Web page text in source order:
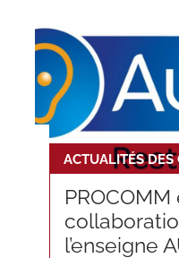
ACTUALITÉS DES
l’enseigne